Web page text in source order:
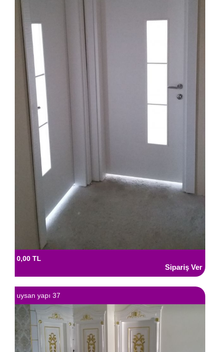
0,00 TL
uysan yapı 37